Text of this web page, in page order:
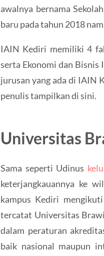
awalnya bernama
baru pada tahun 2018
IAIN Kediri memiliki 4
serta Ekonomi dan Bisnis
jurusan yang ada di IAIN
penulis tampilkan di sini.
Universitas
Sama seperti Udinus
keterjangkauannya ke
kampus Kediri
tercatat Universitas
dalam peraturan
baik nasional maupun